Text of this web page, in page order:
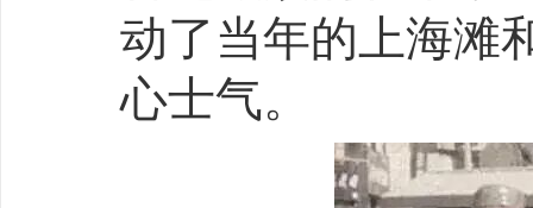
动了当年的上海滩
心士气。